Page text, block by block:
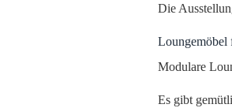
Die
Loungemöbel
Modulare
Es gibt